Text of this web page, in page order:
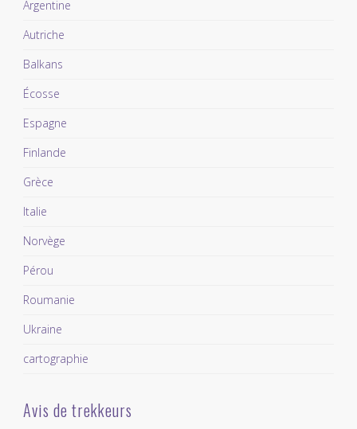
Argentine
Autriche
Balkans
Écosse
Espagne
Finlande
Grèce
Italie
Norvège
Pérou
Roumanie
Ukraine
cartographie
Avis de trekkeurs